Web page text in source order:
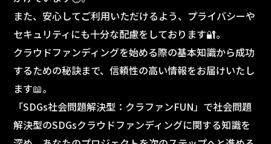
また、安心してご利用いただけるよう、プライバシーや
セキュリティにも十分な配慮をしております🔐。
クラウドファンディングを始める際の基本知識から成功
するための秘訣まで、信頼性の高い情報をお届けいたし
ます📖。
「SDGs社会問題解決型：クラファンFUN」で社会問題
解決型のSDGsクラウドファンディングに関する知識を